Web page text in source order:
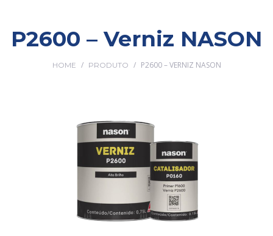
P2600 – Verniz NASON
HOME / PRODUTO / P2600 – VERNIZ NASON